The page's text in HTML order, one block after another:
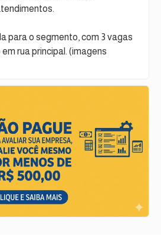
para o segmento, com 3 vagas
rua principal. (imagens